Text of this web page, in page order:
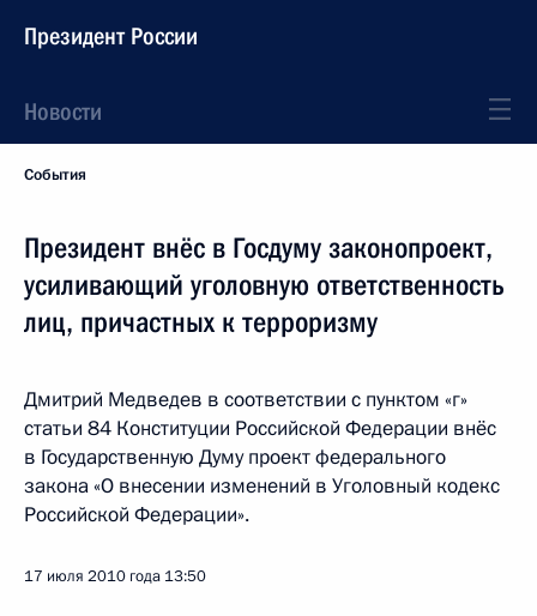
Президент России
Новости
События
Президент внёс в Госдуму законопроект,
усиливающий уголовную ответственность
лиц, причастных к терроризму
Дмитрий Медведев в соответствии с пунктом «г»
статьи 84 Конституции Российской Федерации внёс
в Государственную Думу проект федерального
закона «О внесении изменений в Уголовный кодекс
Российской Федерации».
17 июля 2010 года 13:50